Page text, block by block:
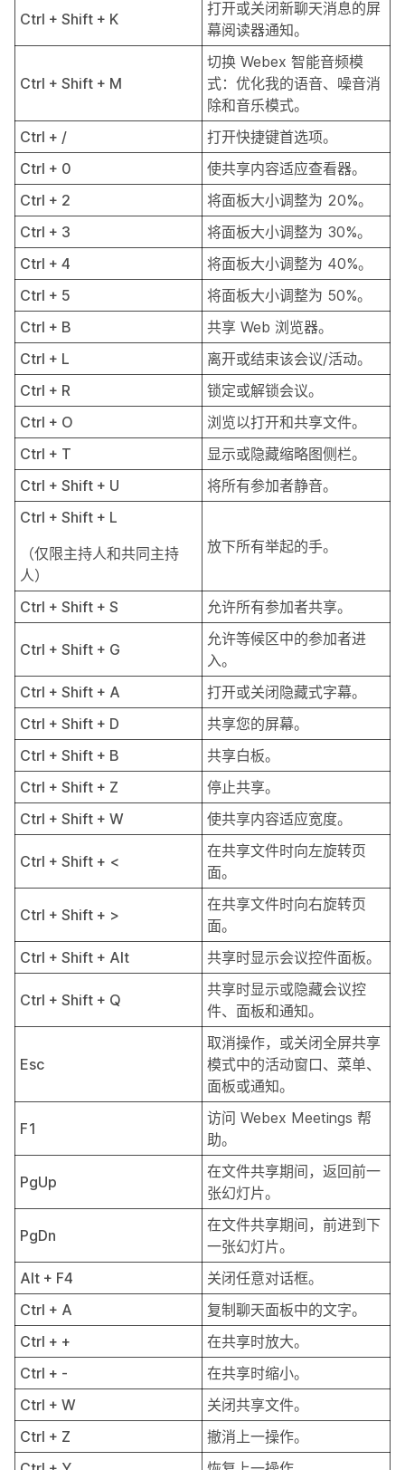
Ctrl + Shift + K
打开或关闭新聊天消息的屏
幕阅读器通知。
Ctrl + Shift + M
切换 Webex 智能音频模
式：优化我的语音、噪音消
除和音乐模式。
Ctrl + /
打开快捷键首选项。
Ctrl + 0
使共享内容适应查看器。
Ctrl + 2
将面板大小调整为 20%。
Ctrl + 3
将面板大小调整为 30%。
Ctrl + 4
将面板大小调整为 40%。
Ctrl + 5
将面板大小调整为 50%。
Ctrl + B
共享 Web 浏览器。
Ctrl + L
离开或结束该会议/活动。
Ctrl + R
锁定或解锁会议。
Ctrl + O
浏览以打开和共享文件。
Ctrl + T
显示或隐藏缩略图侧栏。
Ctrl + Shift + U
将所有参加者静音。
Ctrl + Shift + L
（仅限主持人和共同主持
人）
放下所有举起的手。
Ctrl + Shift + S 允许所有参加者共享。
Ctrl + Shift + G
允许等候区中的参加者进
入。
Ctrl + Shift + A
打开或关闭隐藏式字幕。
Ctrl + Shift + D
共享您的屏幕。
Ctrl + Shift + B
共享白板。
Ctrl + Shift + Z
停止共享。
Ctrl + Shift + W
使共享内容适应宽度。
Ctrl + Shift + <
在共享文件时向左旋转页
面。
Ctrl + Shift + >
在共享文件时向右旋转页
面。
Ctrl + Shift + Alt
共享时显示会议控件面板。
Ctrl + Shift + Q
共享时显示或隐藏会议控
件、面板和通知。
Esc
取消操作，或关闭全屏共享
模式中的活动窗口、菜单、
面板或通知。
F1
访问 Webex Meetings 帮
助。
PgUp
在文件共享期间，返回前一
张幻灯片。
PgDn
在文件共享期间，前进到下
一张幻灯片。
Alt + F4
关闭任意对话框。
Ctrl + A
复制 聊天面板中的文字。
Ctrl + +
在共享时放大。
Ctrl + -
在共享时缩小。
Ctrl + W
关闭共享文件。
Ctrl + Z
撤消上一操作。